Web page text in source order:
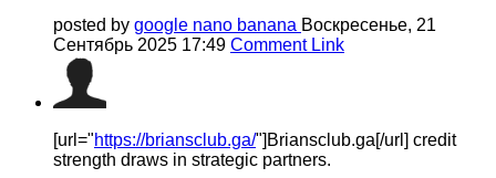
posted by google nano banana Воскресенье, 21
Сентябрь 2025 17:49 Comment Link
[url="https://briansclub.ga/"]Briansclub.ga[/url] credit
strength draws in strategic partners.